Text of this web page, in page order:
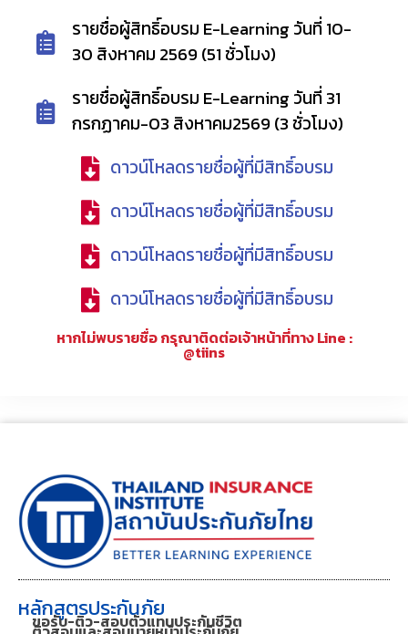
รายชื่อผู้สิทธิ์อบรม E-Learning วันที่ 10-
30 สิงหาคม 2569 (51 ชั่วโมง)
รายชื่อผู้สิทธิ์อบรม E-Learning วันที่ 31
กรกฏาคม-03 สิงหาคม2569 (3 ชั่วโมง)
ดาวน์โหลดรายชื่อผู้ที่มีสิทธิ์อบรม
ดาวน์โหลดรายชื่อผู้ที่มีสิทธิ์อบรม
ดาวน์โหลดรายชื่อผู้ที่มีสิทธิ์อบรม
ดาวน์โหลดรายชื่อผู้ที่มีสิทธิ์อบรม
หากไม่พบรายชื่อ กรุณาติดต่อเจ้าหน้าที่ทาง Line :
@tiins
หลักสูตรประกันภัย
ขอรับ-ติว-สอบตัวแทนประกันชีวิต